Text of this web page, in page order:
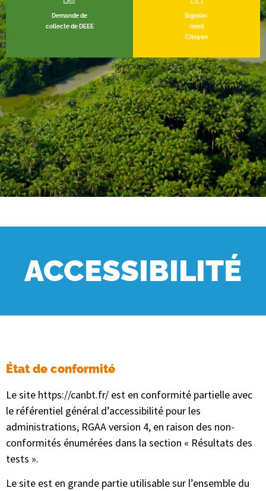
Demande de
collecte de DEEE
Signale-
ment
Citoyen
ACCESSIBILITÉ
État de conformité
Le site https://canbt.fr/ est en conformité partielle avec
le référentiel général d’accessibilité pour les
administrations, RGAA version 4, en raison des non-
conformités énumérées dans la section « Résultats des
tests ».
Le site est en grande partie utilisable sur l’ensemble du